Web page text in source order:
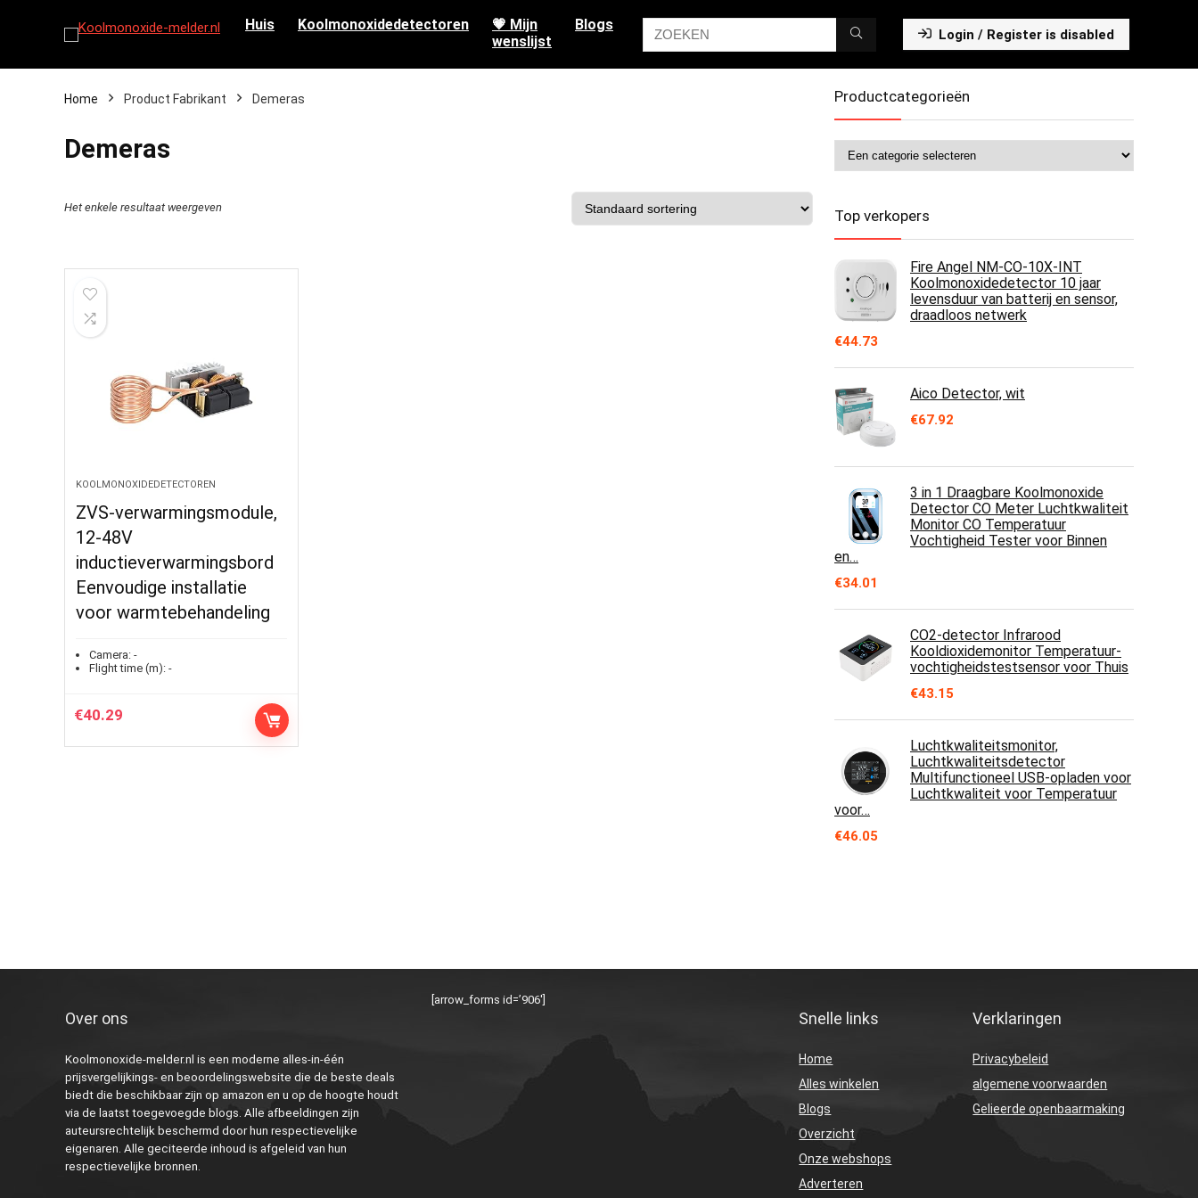
Huis Koolmonoxidedetectoren
💗 Mijn
wenslijst
Blogs
Login / Register is disabled
Home Product Fabrikant ‎Demeras
‎Demeras
Het enkele resultaat weergeven
KOOLMONOXIDEDETECTOREN
ZVS-verwarmingsmodule,
12‑48V
inductieverwarmingsbord
Eenvoudige installatie
voor warmtebehandeling
Camera: -
Flight time (m): -
€40.29
Productcategorieën
Top verkopers
Fire Angel NM-CO-10X-INT
Koolmonoxidedetector 10 jaar
levensduur van batterij en sensor,
draadloos netwerk
€44.73
Aico Detector, wit
€67.92
3 in 1 Draagbare Koolmonoxide
Detector CO Meter Luchtkwaliteit
Monitor CO Temperatuur
Vochtigheid Tester voor Binnen
en…
€34.01
CO2-detector Infrarood
Kooldioxidemonitor Temperatuur-
vochtigheidstestsensor voor Thuis
€43.15
Luchtkwaliteitsmonitor,
Luchtkwaliteitsdetector
Multifunctioneel USB-opladen voor
Luchtkwaliteit voor Temperatuur
voor…
€46.05
Over ons
Koolmonoxide-melder.nl is een moderne alles-in-één
prijsvergelijkings- en beoordelingswebsite die de beste deals
biedt die beschikbaar zijn op amazon en u op de hoogte houdt
via de laatst toegevoegde blogs. Alle afbeeldingen zijn
auteursrechtelijk beschermd door hun respectievelijke
eigenaren. Alle geciteerde inhoud is afgeleid van hun
respectievelijke bronnen.
[arrow_forms id=’906′]
Snelle links
Home
Alles winkelen
Blogs
Overzicht
Onze webshops
Adverteren
Verklaringen
Privacybeleid
algemene voorwaarden
Gelieerde openbaarmaking